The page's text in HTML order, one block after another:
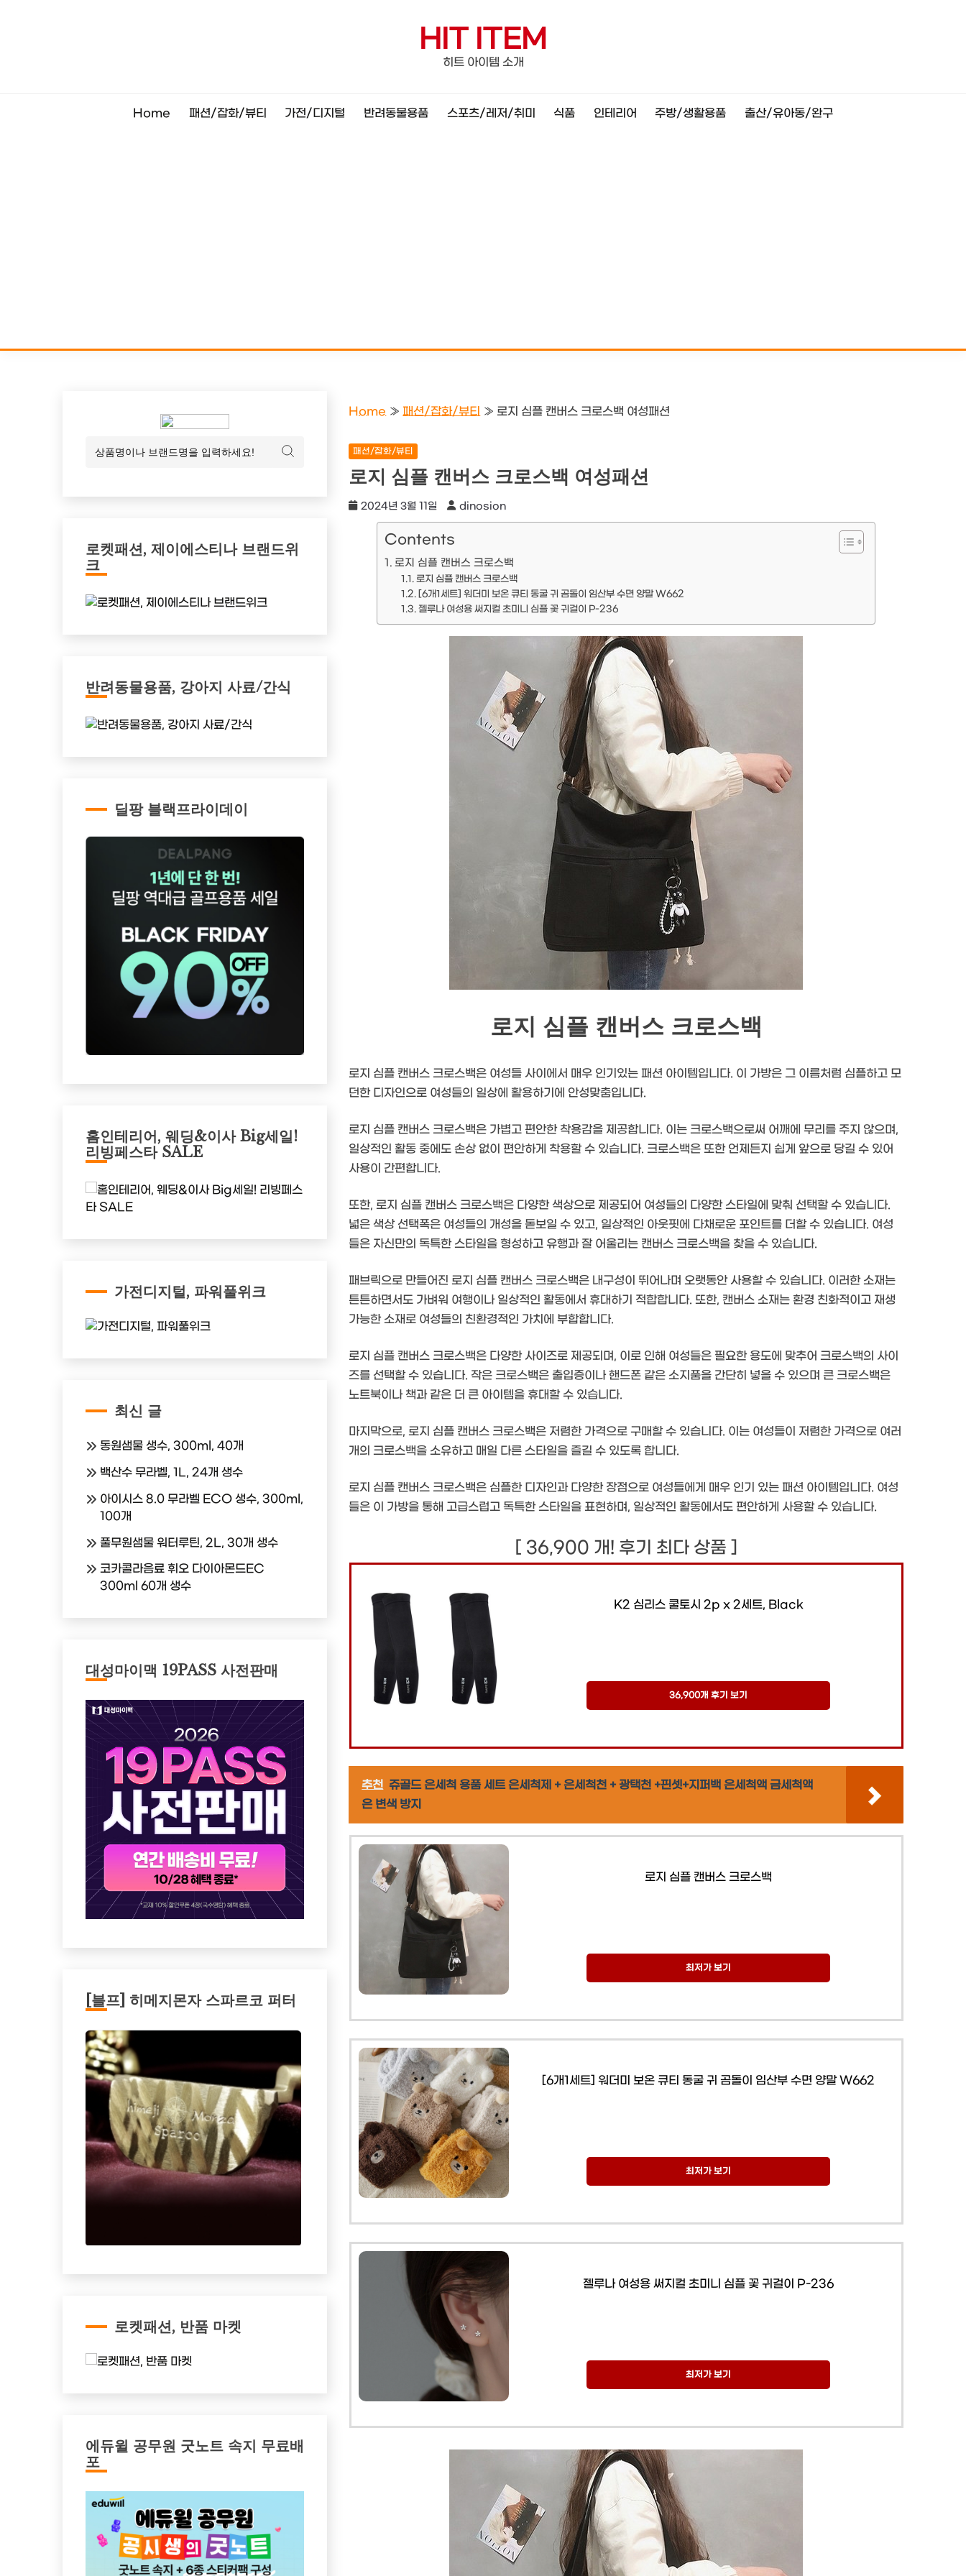
HIT ITEM
히트 아이템 소개
Home 패션/잡화/뷰티 가전/디지털 반려동물용품 스포츠/레저/취미 식품 인테리어 주방/생활용품 출산/유아동/완구
Home »패션/잡화/뷰티 » 로지 심플 캔버스 크로스백 여성패션
패션/잡화/뷰티
로지 심플 캔버스 크로스백 여성패션
2024년 3월 11일 dinosion
Contents
로지 심플 캔버스 크로스백
로지 심플 캔버스 크로스백
[6개1세트] 워더미 보온 큐티 동굴 귀 곰돌이 임산부 수면 양말 W662
젤루나 여성용 써지컬 초미니 심플 꽃 귀걸이 P-236
로지 심플 캔버스 크로스백
로지 심플 캔버스 크로스백은 여성들 사이에서 매우 인기있는 패션 아이템입니다. 이 가방은 그 이름처럼 심플하고 모
던한 디자인으로 여성들의 일상에 활용하기에 안성맞춤입니다.
로지 심플 캔버스 크로스백은 가볍고 편안한 착용감을 제공합니다. 이는 크로스백으로써 어깨에 무리를 주지 않으며,
일상적인 활동 중에도 손상 없이 편안하게 착용할 수 있습니다. 크로스백은 또한 언제든지 쉽게 앞으로 당길 수 있어
사용이 간편합니다.
또한, 로지 심플 캔버스 크로스백은 다양한 색상으로 제공되어 여성들의 다양한 스타일에 맞춰 선택할 수 있습니다.
넓은 색상 선택폭은 여성들의 개성을 돋보일 수 있고, 일상적인 아웃핏에 다채로운 포인트를 더할 수 있습니다. 여성
들은 자신만의 독특한 스타일을 형성하고 유행과 잘 어울리는 캔버스 크로스백을 찾을 수 있습니다.
패브릭으로 만들어진 로지 심플 캔버스 크로스백은 내구성이 뛰어나며 오랫동안 사용할 수 있습니다. 이러한 소재는
튼튼하면서도 가벼워 여행이나 일상적인 활동에서 휴대하기 적합합니다. 또한, 캔버스 소재는 환경 친화적이고 재생
가능한 소재로 여성들의 친환경적인 가치에 부합합니다.
로지 심플 캔버스 크로스백은 다양한 사이즈로 제공되며, 이로 인해 여성들은 필요한 용도에 맞추어 크로스백의 사이
즈를 선택할 수 있습니다. 작은 크로스백은 출입증이나 핸드폰 같은 소지품을 간단히 넣을 수 있으며 큰 크로스백은
노트북이나 책과 같은 더 큰 아이템을 휴대할 수 있습니다.
마지막으로, 로지 심플 캔버스 크로스백은 저렴한 가격으로 구매할 수 있습니다. 이는 여성들이 저렴한 가격으로 여러
개의 크로스백을 소유하고 매일 다른 스타일을 즐길 수 있도록 합니다.
로지 심플 캔버스 크로스백은 심플한 디자인과 다양한 장점으로 여성들에게 매우 인기 있는 패션 아이템입니다. 여성
들은 이 가방을 통해 고급스럽고 독특한 스타일을 표현하며, 일상적인 활동에서도 편안하게 사용할 수 있습니다.
[ 36,900 개! 후기 최다 상품 ]
K2 심리스 쿨토시 2p x 2세트, Black
36,900개 후기 보기
추천 쥬골드 은세척 용품 세트 은세척제 + 은세척천 + 광택천 +핀셋+지퍼백 은세척액 금세척액
은 변색 방지
로지 심플 캔버스 크로스백
최저가 보기
[6개1세트] 워더미 보온 큐티 동굴 귀 곰돌이 임산부 수면 양말 W662
최저가 보기
젤루나 여성용 써지컬 초미니 심플 꽃 귀걸이 P-236
최저가 보기
로켓패션, 제이에스티나 브랜드위
크
반려동물용품, 강아지 사료/간식
딜팡 블랙프라이데이
홈인테리어, 웨딩&이사 Big세일!
리빙페스타 SALE
가전디지털, 파워풀위크
최신 글
동원샘물 생수, 300ml, 40개
백산수 무라벨, 1L, 24개 생수
아이시스 8.0 무라벨 ECO 생수, 300ml,
100개
풀무원샘물 워터루틴, 2L, 30개 생수
코카콜라음료 휘오 다이아몬드EC
300ml 60개 생수
대성마이맥 19PASS 사전판매
[블프] 히메지몬자 스파르코 퍼터
로켓패션, 반품 마켓
에듀윌 공무원 굿노트 속지 무료배
포